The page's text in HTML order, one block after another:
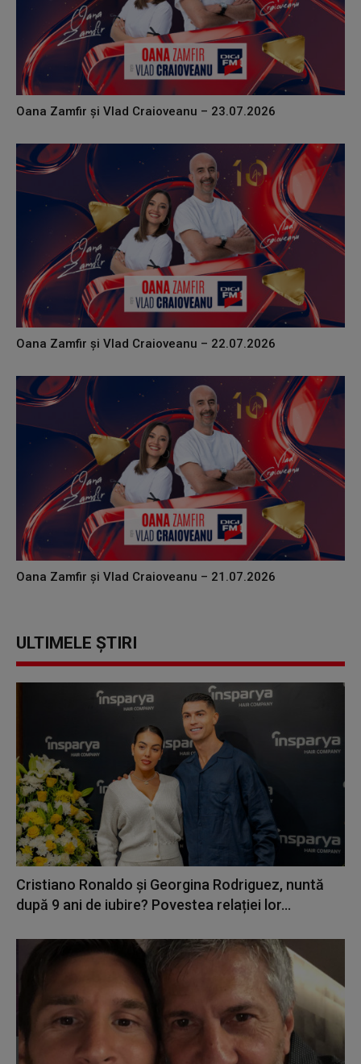
Oana Zamfir și Vlad Craioveanu – 23.07.2026
Oana Zamfir și Vlad Craioveanu – 22.07.2026
Oana Zamfir și Vlad Craioveanu – 21.07.2026
ULTIMELE ȘTIRI
Cristiano Ronaldo și Georgina Rodriguez, nuntă
după 9 ani de iubire? Povestea relației lor...